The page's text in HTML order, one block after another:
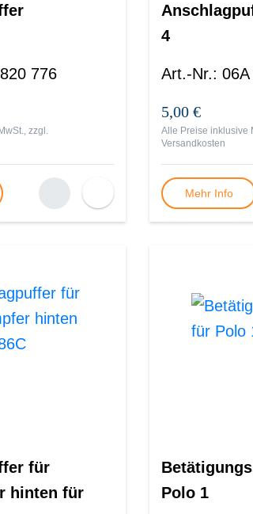
776
zzgl.
4
Art.-Nr.:
5,00 €
Alle Preise inklusive
Versandkosten
Mehr Info
für
hinten für
Polo 1